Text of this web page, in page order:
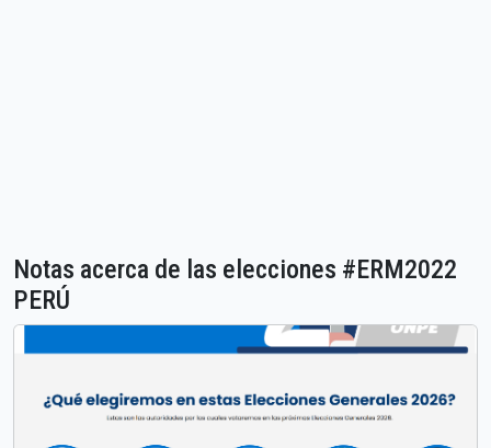
Notas acerca de las elecciones #ERM2022
PERÚ